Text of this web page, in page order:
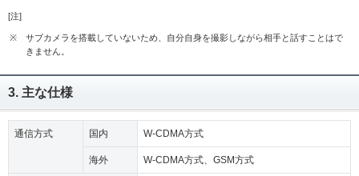
[注]
※
サブカメラを搭載していないため、自分自身を撮影しながら相手と話すことはで
きません。
3. 主な仕様
通信方式 国内 W-CDMA方式
海外 W-CDMA方式、GSM方式